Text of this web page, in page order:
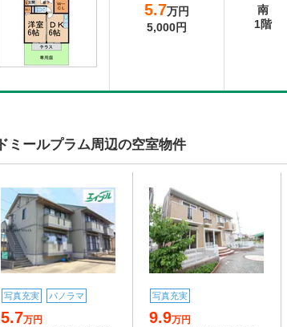
5.7万円
5,000円
南
1階
ドミールプラム周辺の空室物件
写真充実 パノラマ
5.7万円
写真充実
9.9万円